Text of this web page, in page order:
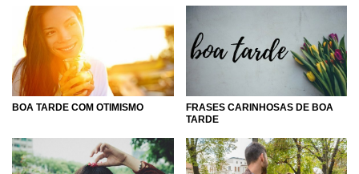
BOA TARDE COM OTIMISMO
FRASES CARINHOSAS DE BOA
TARDE